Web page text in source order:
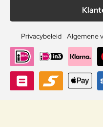
Privacybeleid Algemene